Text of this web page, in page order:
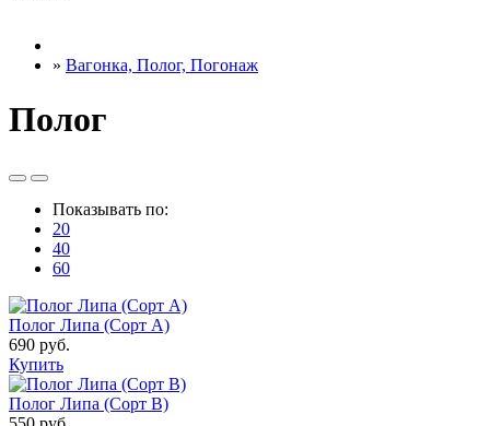
» Вагонка, Полог, Погонаж
Полог
Показывать по:
20
40
60
Полог Липа (Сорт А)
690 руб.
Купить
Полог Липа (Сорт B)